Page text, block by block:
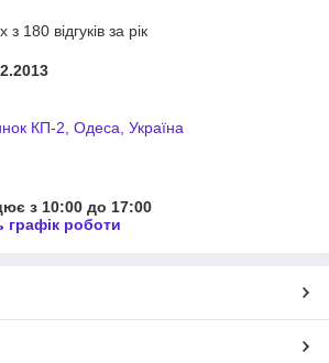
180 відгуків за рік
КП-2, Одеса, Україна
з 10:00 до 17:00
графік роботи